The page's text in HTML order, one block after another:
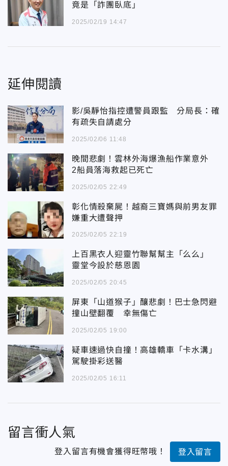
竟是「詐團臥底」
2025/02/19 14:47
延伸閱讀
影/吳靜怡指控遭警員跟監 分局長：確
有疏失自請處分
2025/02/06 11:48
晚間悲劇！雲林外海爆漁船作業意外
2船員落海救起已死亡
2025/02/05 22:49
彰化情殺棄屍！越裔三寶媽與前男友罪
嫌重大遭聲押
2025/02/05 22:19
上百黑衣人迎靈竹聯幫幫主「么么」
靈堂今設於慈恩園
2025/02/05 20:45
屏東「山道猴子」釀悲劇！巴士急閃避
撞山壁翻覆 幸無傷亡
2025/02/05 19:00
疑車速過快自撞！高雄轎車「卡水溝」
駕駛掛彩送醫
2025/02/05 16:11
留言衝人氣
登入留言有機會獲得旺幣哦！ 登入留言